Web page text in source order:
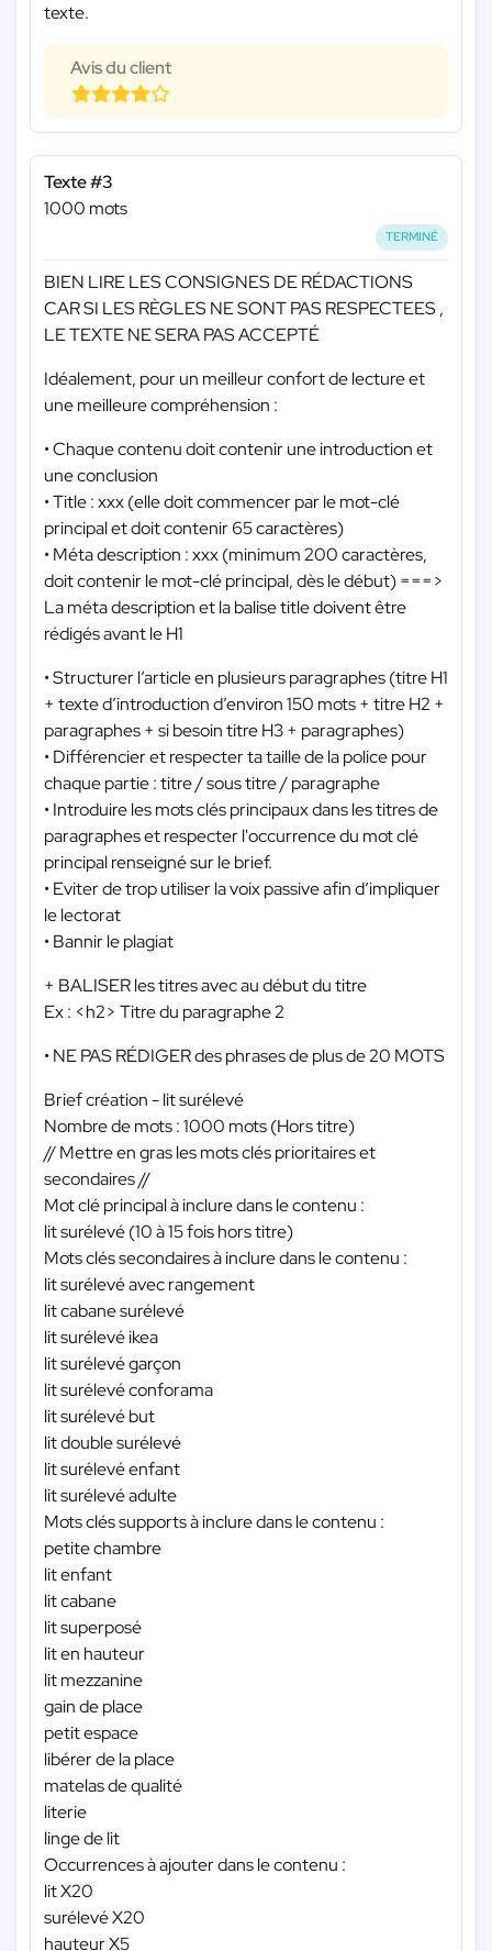
texte.
Avis du client
Texte #3
1000 mots
TERMINÉ
BIEN LIRE LES CONSIGNES DE RÉDACTIONS
CAR SI LES RÈGLES NE SONT PAS RESPECTEES ,
LE TEXTE NE SERA PAS ACCEPTÉ
Idéalement, pour un meilleur confort de lecture et
une meilleure compréhension :
• Chaque contenu doit contenir une introduction et
une conclusion
• Title : xxx (elle doit commencer par le mot-clé
principal et doit contenir 65 caractères)
• Méta description : xxx (minimum 200 caractères,
doit contenir le mot-clé principal, dès le début) ===>
La méta description et la balise title doivent être
rédigés avant le H1
• Structurer l’article en plusieurs paragraphes (titre H1
+ texte d’introduction d’environ 150 mots + titre H2 +
paragraphes + si besoin titre H3 + paragraphes)
• Différencier et respecter ta taille de la police pour
chaque partie : titre / sous titre / paragraphe
• Introduire les mots clés principaux dans les titres de
paragraphes et respecter l'occurrence du mot clé
principal renseigné sur le brief.
• Eviter de trop utiliser la voix passive afin d’impliquer
le lectorat
• Bannir le plagiat
+ BALISER les titres avec au début du titre
Ex : <h2> Titre du paragraphe 2
• NE PAS RÉDIGER des phrases de plus de 20 MOTS
Brief création - lit surélevé
Nombre de mots : 1000 mots (Hors titre)
// Mettre en gras les mots clés prioritaires et
secondaires //
Mot clé principal à inclure dans le contenu :
lit surélevé (10 à 15 fois hors titre)
Mots clés secondaires à inclure dans le contenu :
lit surélevé avec rangement
lit cabane surélevé
lit surélevé ikea
lit surélevé garçon
lit surélevé conforama
lit surélevé but
lit double surélevé
lit surélevé enfant
lit surélevé adulte
Mots clés supports à inclure dans le contenu :
petite chambre
lit enfant
lit cabane
lit superposé
lit en hauteur
lit mezzanine
gain de place
petit espace
libérer de la place
matelas de qualité
literie
linge de lit
Occurrences à ajouter dans le contenu :
lit X20
surélevé X20
hauteur X5